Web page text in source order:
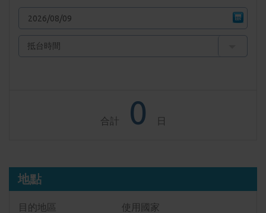
合計 0 日
地點
目的地區 使用國家